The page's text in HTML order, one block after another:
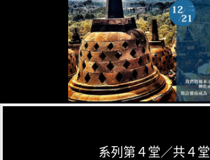
系列第４堂／共４堂